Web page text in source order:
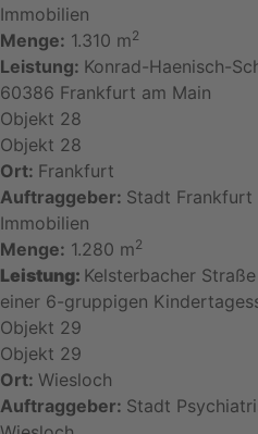
Immobilien
Menge: 1.310 m2
Leistung: Konrad-Haenisch-
60386 Frankfurt am Main
Objekt 28
Objekt 28
Ort: Frankfurt
Auftraggeber: Stadt Frankfurt
Immobilien
Menge: 1.280 m2
Leistung: Kelsterbacher
einer 6-gruppigen
Objekt 29
Objekt 29
Ort: Wiesloch
Auftraggeber: Stadt